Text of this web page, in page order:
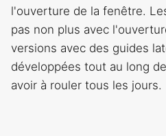
l'ouverture de la fenêtre.
pas non plus avec
versions avec des guides
développées tout au long
avoir à rouler tous les jours.